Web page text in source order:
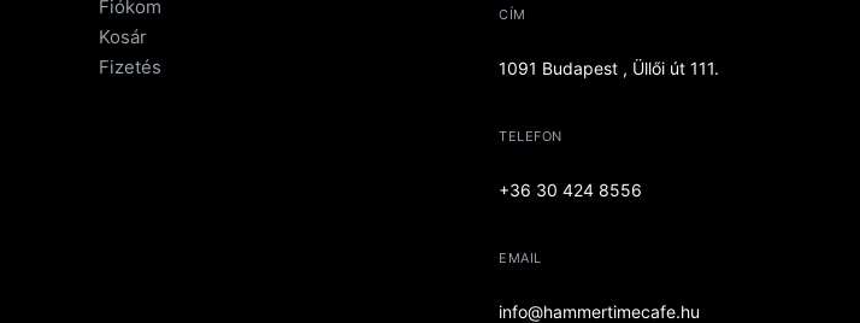
Fiókom
Kosár
Fizetés
CÍM
1091 Budapest , Üllői út 111.
TELEFON
+36 30 424 8556
EMAIL
info@hammertimecafe.hu